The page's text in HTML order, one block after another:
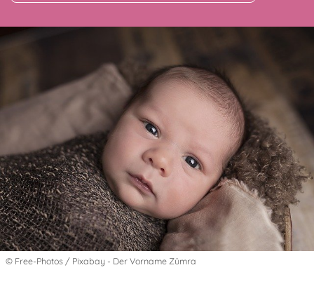
© Free-Photos / Pixabay - Der Vorname Zümra